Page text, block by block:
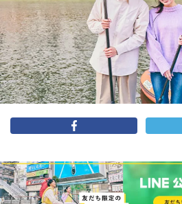
カテゴリー
日本語
USD
DEEPLOGとは
プライバシーポリシー